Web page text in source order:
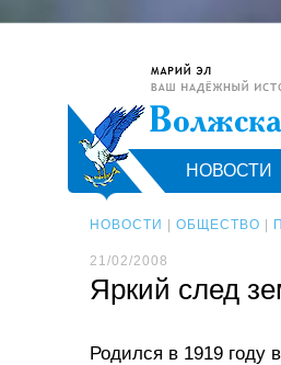
НОВОСТИ
НОВОСТИ ОБЩЕСТВО
21/02/2008
Яркий след
Родился в 1919 году